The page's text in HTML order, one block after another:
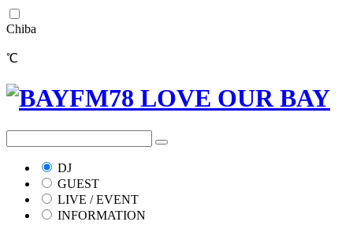
Chiba
℃
DJ
GUEST
LIVE / EVENT
INFORMATION